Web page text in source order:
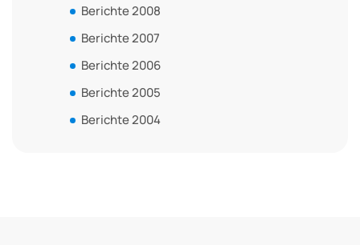
Berichte 2008
Berichte 2007
Berichte 2006
Berichte 2005
Berichte 2004